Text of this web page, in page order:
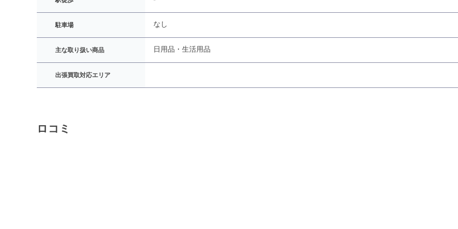
駐車場 なし
主な取り扱い商品 日用品・生活用品
出張買取対応エリア
ロコミ